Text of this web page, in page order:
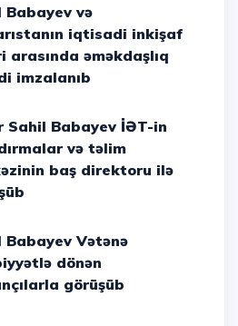
iqtisadi inkişaf
arasında əməkdaşlıq
imzalanıb
və təlim
baş direktoru ilə
dönən
görüşüb